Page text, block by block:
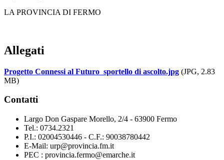
LA PROVINCIA DI FERMO
Allegati
Progetto Connessi al Futuro_sportello di ascolto.jpg (JPG, 2.83
MB)
Contatti
Largo Don Gaspare Morello, 2/4 - 63900 Fermo
Tel.: 0734.2321
P.I.: 02004530446 - C.F.: 90038780442
E-Mail: urp@provincia.fm.it
PEC : provincia.fermo@emarche.it